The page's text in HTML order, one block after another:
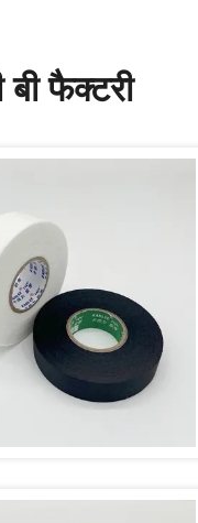
फैक्टरी